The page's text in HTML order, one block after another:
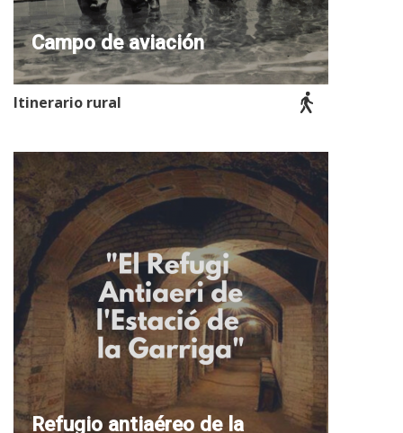
Campo de aviación
Itinerario rural
Refugio antiaéreo de la